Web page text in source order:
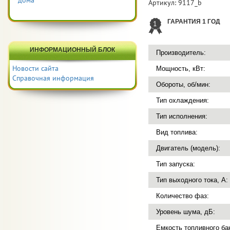
Артикул: 9117_b
1 ГАРАНТИЯ 1 ГОД
Производитель:
Мощность, кВт:
Обороты, об/мин:
Тип охлаждения:
Тип исполнения:
Вид топлива:
Двигатель (модель):
Тип запуска:
Тип выходного тока, А:
Количество фаз:
Уровень шума, дБ:
Емкость топливного
ИНФОРМАЦИОННЫЙ БЛОК
Новости сайта
Справочная информация